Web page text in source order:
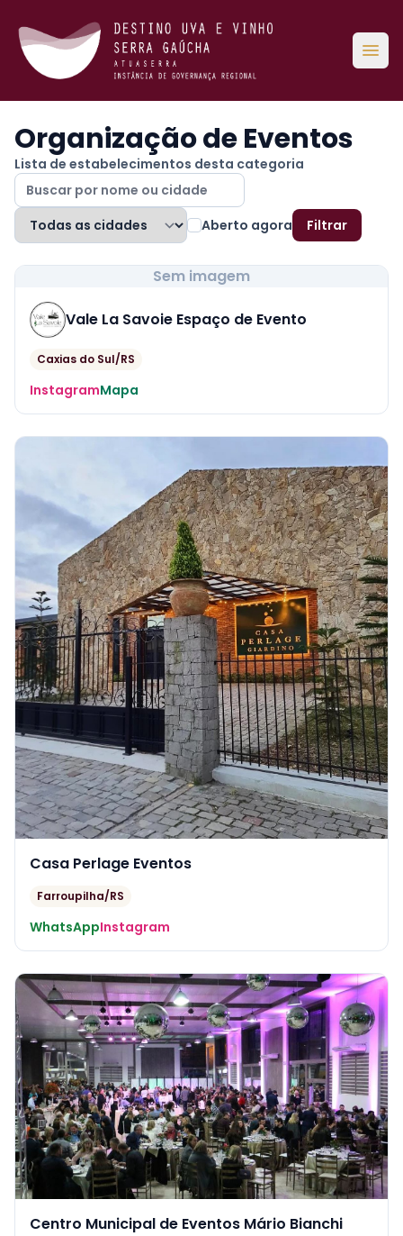
Organização de Eventos
Lista de estabelecimentos desta categoria
Aberto agora Filtrar
Sem imagem
Vale La Savoie Espaço de Evento
Caxias do Sul/RS
InstagramMapa
Casa Perlage Eventos
Farroupilha/RS
WhatsAppInstagram
Centro Municipal de Eventos Mário Bianchi